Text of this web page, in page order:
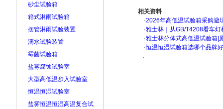
砂尘试验箱
箱式淋雨试验箱
摆管淋雨试验装置
滴水试验装置
霉菌试验箱
盐雾腐蚀试验室
大型高低温步入试验室
恒温恒湿试验室
盐雾恒温恒湿高温复合试
相关资料
·2026年高低温试验箱采购
·雅士林｜从GB/T4208看车
·雅士林分体式高低温试验箱|
·恒温恒湿试验箱选哪个品牌
·